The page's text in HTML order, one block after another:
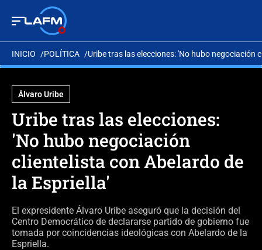
INICIO POLÍTICA Uribe tras las elecciones: 'No hubo negociación
Álvaro Uribe
Uribe tras las elecciones:
'No hubo negociación
clientelista con Abelardo de
la Espriella'
El expresidente Álvaro Uribe aseguró que la decisión del
Centro Democrático de declararse partido de gobierno fue
tomada por coincidencias ideológicas con Abelardo de la
Espriella.